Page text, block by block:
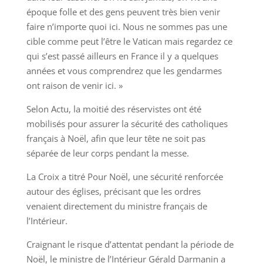
époque folle et des gens peuvent très bien venir
faire n’importe quoi ici. Nous ne sommes pas une
cible comme peut l’être le Vatican mais regardez ce
qui s’est passé ailleurs en France il y a quelques
années et vous comprendrez que les gendarmes
ont raison de venir ici. »
Selon Actu, la moitié des réservistes ont été
mobilisés pour assurer la sécurité des catholiques
français à Noël, afin que leur tête ne soit pas
séparée de leur corps pendant la messe.
La Croix a titré Pour Noël, une sécurité renforcée
autour des églises, précisant que les ordres
venaient directement du ministre français de
l’Intérieur.
Craignant le risque d’attentat pendant la période de
Noël, le ministre de l’Intérieur Gérald Darmanin a